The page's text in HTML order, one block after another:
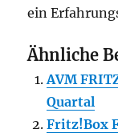
ein
Ähnliche
AVM
Quartal
Fritz!Box